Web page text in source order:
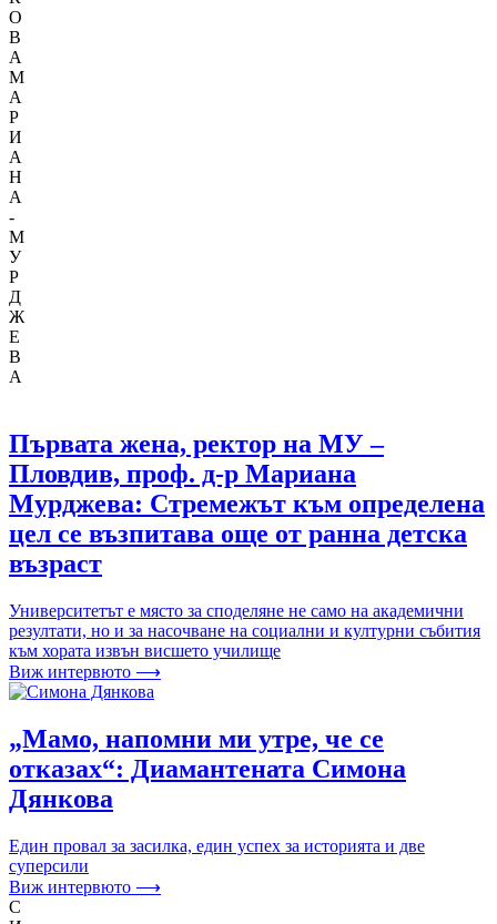
О
В
А
М
А
Р
И
А
Н
А
-
М
У
Р
Д
Ж
Е
В
А
Първата жена, ректор на МУ –
Пловдив, проф. д-р Мариана
Мурджева: Стремежът към определена
цел се възпитава още от ранна детска
възраст
Университетът е място за споделяне не само на академични
резултати, но и за насочване на социални и културни събития
към хората извън висшето училище
Виж интервюто ⟶
„Мамо, напомни ми утре, че се
отказах“: Диамантената Симона
Дянкова
Един провал за засилка, един успех за историята и две
суперсили
Виж интервюто ⟶
С